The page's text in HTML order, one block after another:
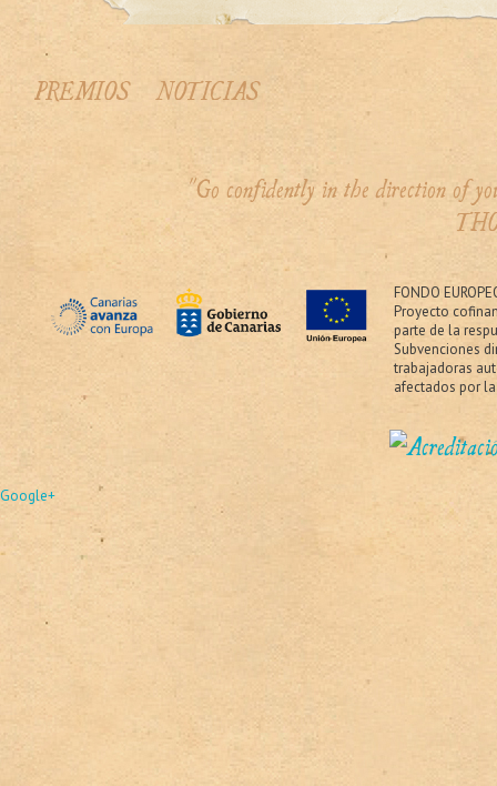
PREMIOS NOTICIAS
"Go confidently in the direction of
FONDO
Proyecto
parte de la
Subvenciones
trabajadoras
afectados por
Google+